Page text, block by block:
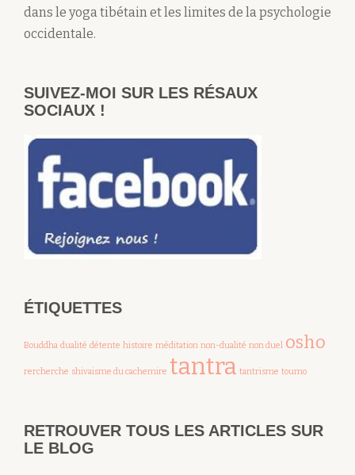
dans le yoga tibétain et les limites de la psychologie
occidentale.
SUIVEZ-MOI SUR LES RÉSAUX
SOCIAUX !
ÉTIQUETTES
Bouddha dualité détente histoire méditation non-dualité non duel osho
rercherche shivaisme du cachemire tantra tantrisme toumo
RETROUVER TOUS LES ARTICLES SUR
LE BLOG